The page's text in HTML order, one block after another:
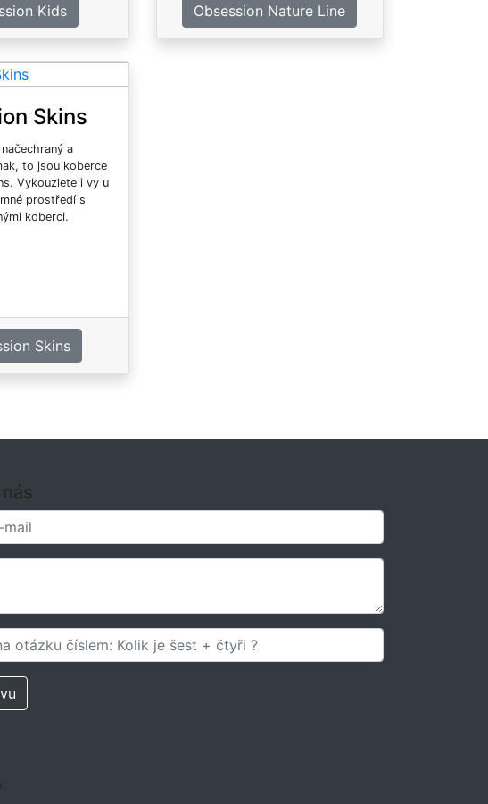
Kids Obsession Nature Line
Skins
a
to jsou koberce
Vykouzlete i vy u
prostředí s
koberci.
Skins